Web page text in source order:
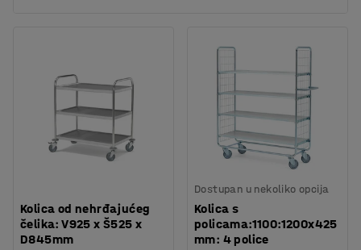
Kolica od nehrđajućeg
čelika: V925 x Š525 x
D845mm
Dostupan u nekoliko opcija
Kolica s
policama:1100:1200x425
mm: 4 police